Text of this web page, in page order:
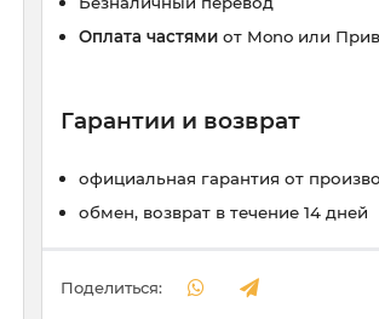
Оплата частями от Mono или
Гарантии и возврат
официальная гарантия от
обмен, возврат в течение 14 дней
Поделиться: